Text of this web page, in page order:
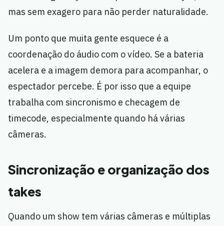
mas sem exagero para não perder naturalidade.
Um ponto que muita gente esquece é a
coordenação do áudio com o vídeo. Se a bateria
acelera e a imagem demora para acompanhar, o
espectador percebe. É por isso que a equipe
trabalha com sincronismo e checagem de
timecode, especialmente quando há várias
câmeras.
Sincronização e organização dos
takes
Quando um show tem várias câmeras e múltiplas